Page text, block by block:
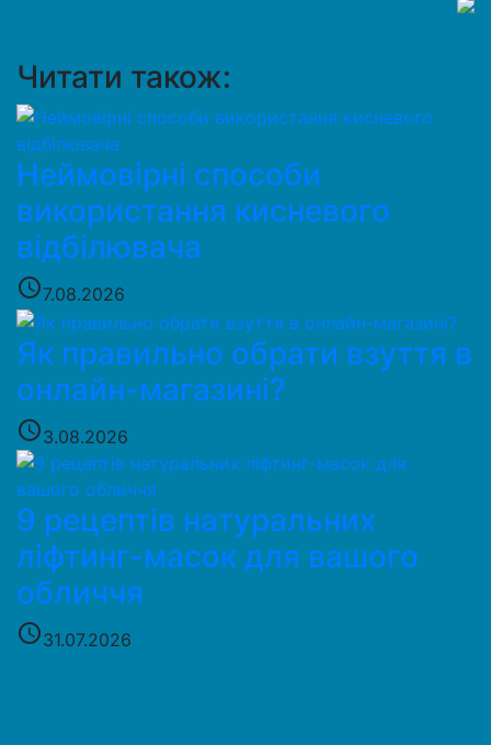
Читати також:
Неймовірні способи
використання кисневого
відбілювача
access_time7.08.2026
Як правильно обрати взуття в
онлайн-магазині?
access_time3.08.2026
9 рецептів натуральних
ліфтинг-масок для вашого
обличчя
access_time31.07.2026